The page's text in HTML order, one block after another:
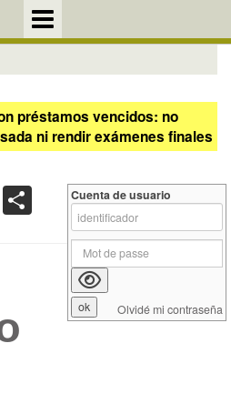
préstamos vencidos: no
ni rendir exámenes finales
Copy
Link
Cuenta de usuario
Olvidé mi contraseña